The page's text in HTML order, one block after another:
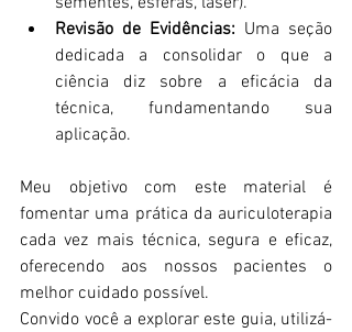
Revisão de Evidências: Uma seção
dedicada a consolidar o que a
ciência diz sobre a eficácia da
técnica, fundamentando sua
aplicação.
Meu objetivo com este material é
fomentar uma prática da auriculoterapia
cada vez mais técnica, segura e eficaz,
oferecendo aos nossos pacientes o
melhor cuidado possível.
Convido você a explorar este guia, utilizá-